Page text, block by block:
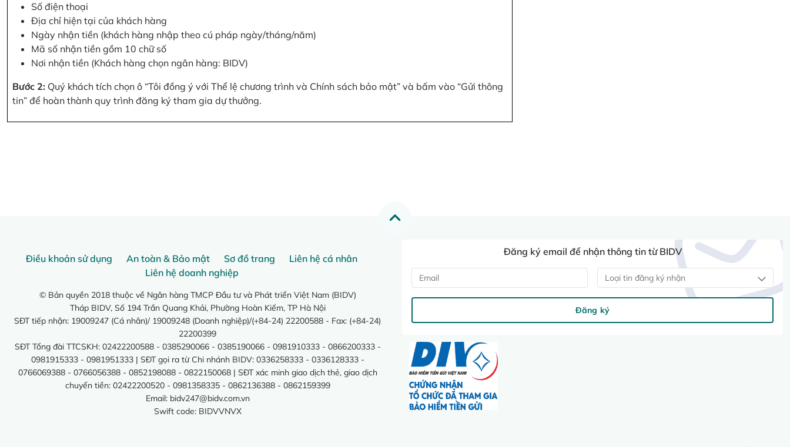
Số điện thoại
Địa chỉ hiện tại của khách hàng
Ngày nhận tiền (khách hàng nhập theo cú pháp ngày/tháng/năm)
Mã số nhận tiền gồm 10 chữ số
Nơi nhận tiền (Khách hàng chọn ngân hàng: BIDV)
Bước 2: Quý khách tích chọn ô “Tôi đồng ý với Thể lệ chương trình và Chính sách bảo mật” và bấm vào “Gửi thông
tin” để hoàn thành quy trình đăng ký tham gia dự thưởng.
Điều khoản sử dụng An toàn & Bảo mật Sơ đồ trang
Liên hệ cá nhân
Liên hệ doanh nghiệp
© Bản quyền 2018 thuộc về Ngân hàng TMCP Đầu tư và Phát triển Việt Nam (BIDV)
Tháp BIDV, Số 194 Trần Quang Khải, Phường Hoàn Kiếm, TP Hà Nội
SĐT tiếp nhận: 19009247 (Cá nhân)/ 19009248 (Doanh nghiệp)/(+84-24) 22200588 - Fax: (+84-24)
22200399
SĐT Tổng đài TTCSKH: 02422200588 - 0385290066 - 0385190066 - 0981910333 - 0866200333 -
0981915333 - 0981951333 | SĐT gọi ra từ Chi nhánh BIDV: 0336258333 - 0336128333 -
0766069388 - 0766056388 - 0852198088 - 0822150068 | SĐT xác minh giao dịch thẻ, giao dịch
chuyển tiền: 02422200520 - 0981358335 - 0862136388 - 0862159399
Email: bidv247@bidv.com.vn
Swift code: BIDVVNVX
Đăng ký email để nhận thông tin từ BIDV
Loại tin đăng ký nhận
Đăng ký